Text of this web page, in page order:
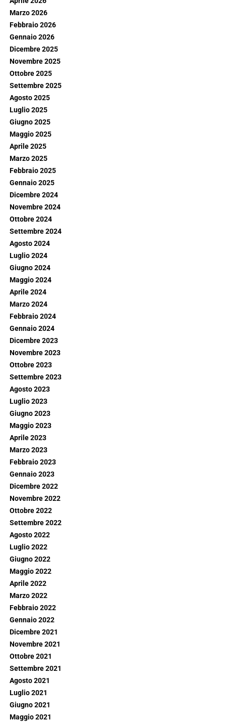
Marzo 2026
Febbraio 2026
Gennaio 2026
Dicembre 2025
Novembre 2025
Ottobre 2025
Settembre 2025
Agosto 2025
Luglio 2025
Giugno 2025
Maggio 2025
Aprile 2025
Marzo 2025
Febbraio 2025
Gennaio 2025
Dicembre 2024
Novembre 2024
Ottobre 2024
Settembre 2024
Agosto 2024
Luglio 2024
Giugno 2024
Maggio 2024
Aprile 2024
Marzo 2024
Febbraio 2024
Gennaio 2024
Dicembre 2023
Novembre 2023
Ottobre 2023
Settembre 2023
Agosto 2023
Luglio 2023
Giugno 2023
Maggio 2023
Aprile 2023
Marzo 2023
Febbraio 2023
Gennaio 2023
Dicembre 2022
Novembre 2022
Ottobre 2022
Settembre 2022
Agosto 2022
Luglio 2022
Giugno 2022
Maggio 2022
Aprile 2022
Marzo 2022
Febbraio 2022
Gennaio 2022
Dicembre 2021
Novembre 2021
Ottobre 2021
Settembre 2021
Agosto 2021
Luglio 2021
Giugno 2021
Maggio 2021